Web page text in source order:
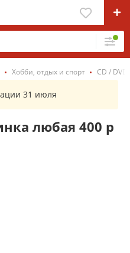
Хобби, отдых и спорт CD /
31 июля
любая 400 р